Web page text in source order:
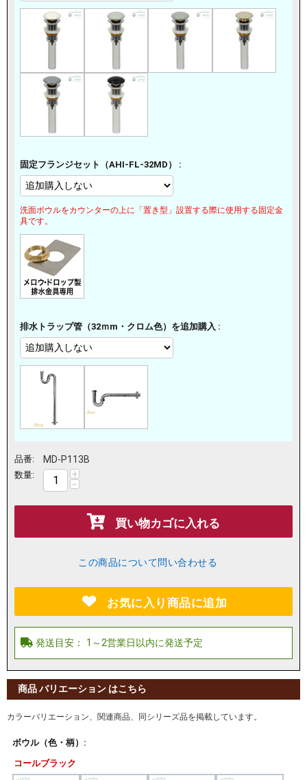
固定フランジセット（AHI-FL-32MD） :
洗面ボウルをカウンターの上に「置き型」設置する際に使用する固定金
具です。
排水トラップ管（32ｍm・クロム色）を追加購入 :
品番: MD-P113B
数量: +
−
買い物カゴに入れる
この商品について問い合わせる
お気に入り商品に追加
商品 バリエーション はこちら
カラーバリエーション、関連商品、同シリーズ品を掲載しています。
ボウル（色・柄）:
コールブラック